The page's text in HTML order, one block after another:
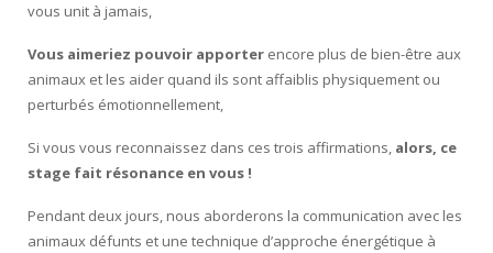
vous unit à jamais,
Vous aimeriez pouvoir apporter encore plus de bien-être aux
animaux et les aider quand ils sont affaiblis physiquement ou
perturbés émotionnellement,
Si vous vous reconnaissez dans ces trois affirmations, alors, ce
stage fait résonance en vous !
Pendant deux jours, nous aborderons la communication avec les
animaux défunts et une technique d’approche énergétique à